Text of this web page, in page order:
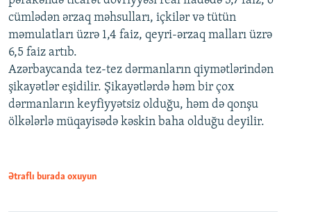
cümlədən ərzaq məhsulları, içkilər və tütün
məmulatları üzrə 1,4 faiz, qeyri-ərzaq malları üzrə
6,5 faiz artıb.
Azərbaycanda tez-tez dərmanların qiymətlərindən
şikayətlər eşidilir. Şikayətlərdə həm bir çox
dərmanların keyfiyyətsiz olduğu, həm də qonşu
ölkələrlə müqayisədə kəskin baha olduğu deyilir.
Ətraflı burada oxuyun